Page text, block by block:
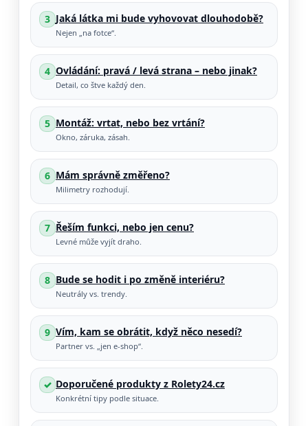
3 Jaká látka mi bude vyhovovat dlouhodobě?
Nejen „na fotce“.
4 Ovládání: pravá / levá strana – nebo jinak?
Detail, co štve každý den.
5 Montáž: vrtat, nebo bez vrtání?
Okno, záruka, zásah.
6 Mám správně změřeno?
Milimetry rozhodují.
7 Řeším funkci, nebo jen cenu?
Levné může vyjít draho.
8 Bude se hodit i po změně interiéru?
Neutrály vs. trendy.
9 Vím, kam se obrátit, když něco nesedí?
Partner vs. „jen e-shop“.
✓ Doporučené produkty z Rolety24.cz
Konkrétní tipy podle situace.